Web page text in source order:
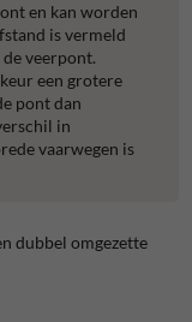
en kan worden
is vermeld
veerpont.
een grotere
pont dan
in
vaarwegen is
dubbel omgezette